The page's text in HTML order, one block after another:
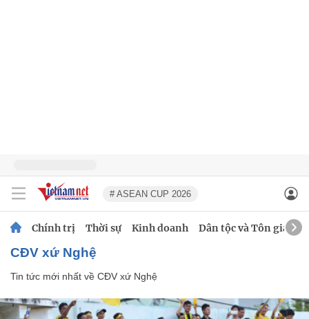
# ASEAN CUP 2026
Chính trị Thời sự Kinh doanh Dân tộc và Tôn giáo
CĐV xứ Nghệ
Tin tức mới nhất về CĐV xứ Nghệ